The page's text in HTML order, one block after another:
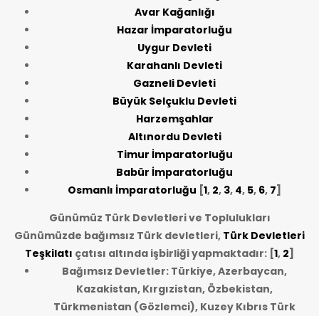
Avar Kağanlığı
Hazar İmparatorluğu
Uygur Devleti
Karahanlı Devleti
Gazneli Devleti
Büyük Selçuklu Devleti
Harzemşahlar
Altınordu Devleti
Timur İmparatorluğu
Babür İmparatorluğu
Osmanlı İmparatorluğu [1, 2, 3, 4, 5, 6, 7]
Günümüz Türk Devletleri ve Toplulukları
Günümüzde bağımsız Türk devletleri, Türk Devletleri
Teşkilatı çatısı altında işbirliği yapmaktadır: [1, 2]
Bağımsız Devletler: Türkiye, Azerbaycan,
Kazakistan, Kırgızistan, Özbekistan,
Türkmenistan (Gözlemci), Kuzey Kıbrıs Türk